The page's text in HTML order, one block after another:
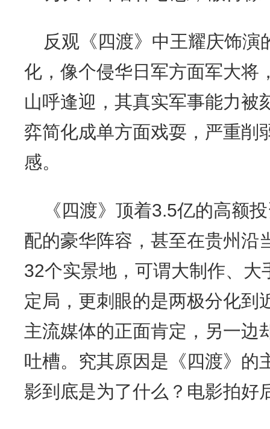
反观《四渡》中王耀庆饰演
化，像个侵华日军方面军大将
山呼逢迎，其真实军事能力被
弈简化成单方面戏耍，严重削
感。
《四渡》顶着3.5亿的高额
配的豪华阵容，甚至在贵州沿
32个实景地，可谓大制作、
定局，更刺眼的是两极分化到
主流媒体的正面肯定，另一边
吐槽。究其原因是《四渡》的
影到底是为了什么？电影拍好